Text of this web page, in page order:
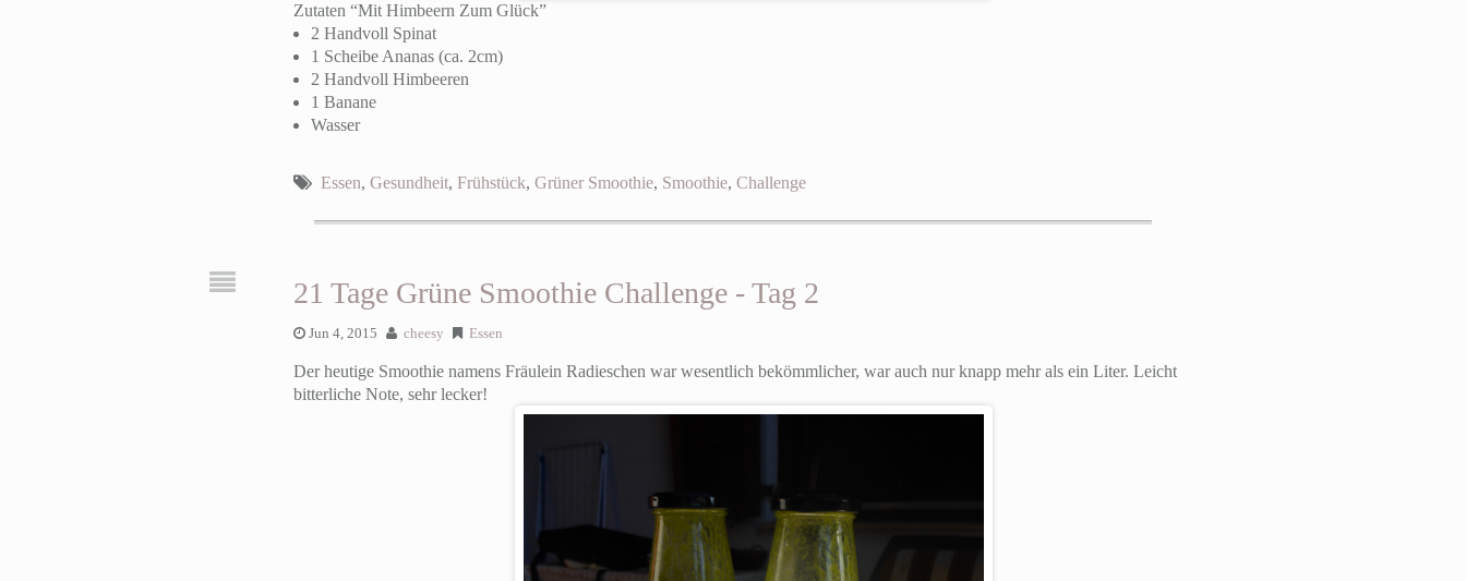
Zutaten “Mit Himbeern Zum Glück”
2 Handvoll Spinat
1 Scheibe Ananas (ca. 2cm)
2 Handvoll Himbeeren
1 Banane
Wasser
Essen, Gesundheit, Frühstück, Grüner Smoothie, Smoothie, Challenge
21 Tage Grüne Smoothie Challenge - Tag 2
Jun 4, 2015 cheesy Essen
Der heutige Smoothie namens Fräulein Radieschen war wesentlich bekömmlicher, war auch nur knapp mehr als ein Liter. Leicht
bitterliche Note, sehr lecker!